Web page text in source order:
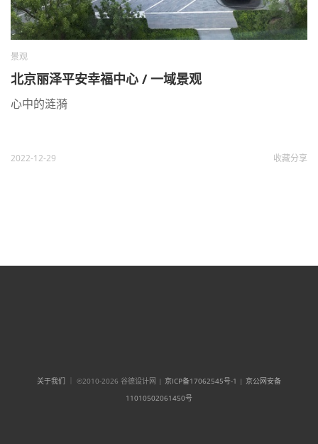
景观
北京丽泽平安幸福中心 / 一域景观
心中的涟漪
2022-12-29 收藏分享
关于我们 ｜ ©2010-2026 谷德设计网 | 京ICP备17062545号-1 | 京公网安备
11010502061450号